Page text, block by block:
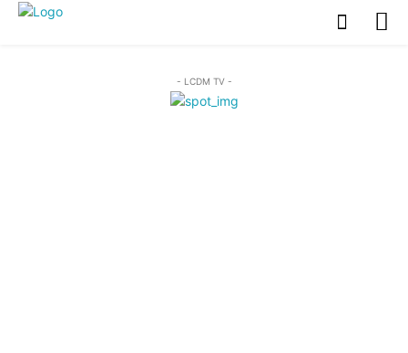
- LCDM TV -